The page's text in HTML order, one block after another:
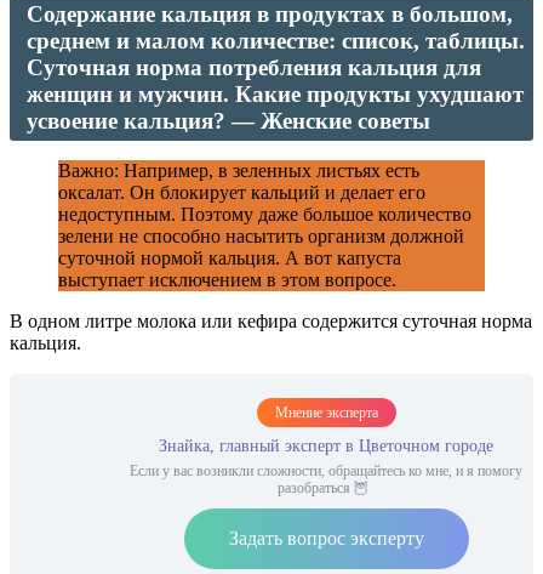
Содержание кальция в продуктах в большом,
среднем и малом количестве: список, таблицы.
Суточная норма потребления кальция для
женщин и мужчин. Какие продукты ухудшают
усвоение кальция? — Женские советы
Важно: Например, в зеленных листьях есть
оксалат. Он блокирует кальций и делает его
недоступным. Поэтому даже большое количество
зелени не способно насытить организм должной
суточной нормой кальция. А вот капуста
выступает исключением в этом вопросе.
В одном литре молока или кефира содержится суточная норма
кальция.
Мнение эксперта
Знайка, главный эксперт в Цветочном городе
Если у вас возникли сложности, обращайтесь ко мне, и я помогу
разобраться 🦉
Задать вопрос эксперту